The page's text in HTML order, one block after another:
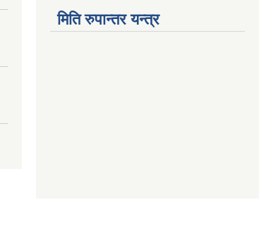
मिति रुपान्तर यन्त्र